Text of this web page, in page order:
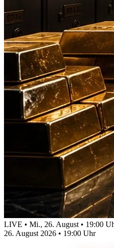
LIVE • Mi., 26. August • 19:00
26. August 2026 • 19:00 Uhr